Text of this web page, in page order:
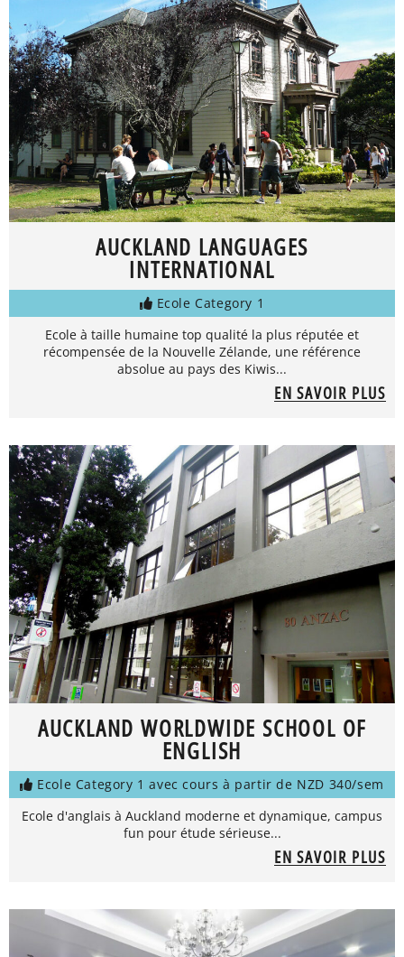
AUCKLAND LANGUAGES
INTERNATIONAL
Ecole Category 1
Ecole à taille humaine top qualité la plus réputée et
récompensée de la Nouvelle Zélande, une référence
absolue au pays des Kiwis...
EN SAVOIR PLUS
AUCKLAND WORLDWIDE SCHOOL OF
ENGLISH
Ecole Category 1 avec cours à partir de NZD 340/sem
Ecole d'anglais à Auckland moderne et dynamique, campus
fun pour étude sérieuse...
EN SAVOIR PLUS